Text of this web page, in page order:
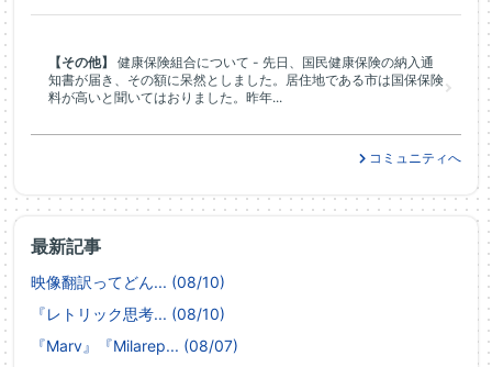
最新記事
映像翻訳ってどん... (08/10)
『レトリック思考... (08/10)
『Marv』『Milarep... (08/07)
【その他】
健康保険組合について - 先日、国民健康保険の納入通
知書が届き、その額に呆然としました。居住地である市は国保保険
料が高いと聞いてはおりました。昨年...
コミュニティへ